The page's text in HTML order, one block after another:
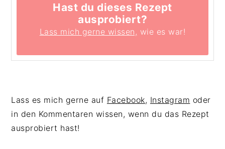
Hast du dieses Rezept
ausprobiert?
Lass mich gerne wissen, wie es war!
Lass es mich gerne auf Facebook, Instagram oder
in den Kommentaren wissen, wenn du das Rezept
ausprobiert hast!